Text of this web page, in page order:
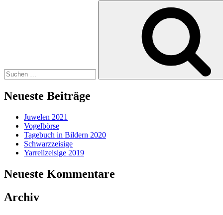
Neueste Beiträge
Juwelen 2021
Vogelbörse
Tagebuch in Bildern 2020
Schwarzzeisige
Yarrellzeisige 2019
Neueste Kommentare
Archiv